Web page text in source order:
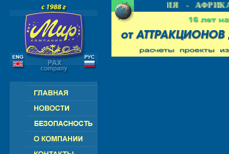
- ЕВРОПА - АМЕРИКА - АЗИЯ - АФРИКА